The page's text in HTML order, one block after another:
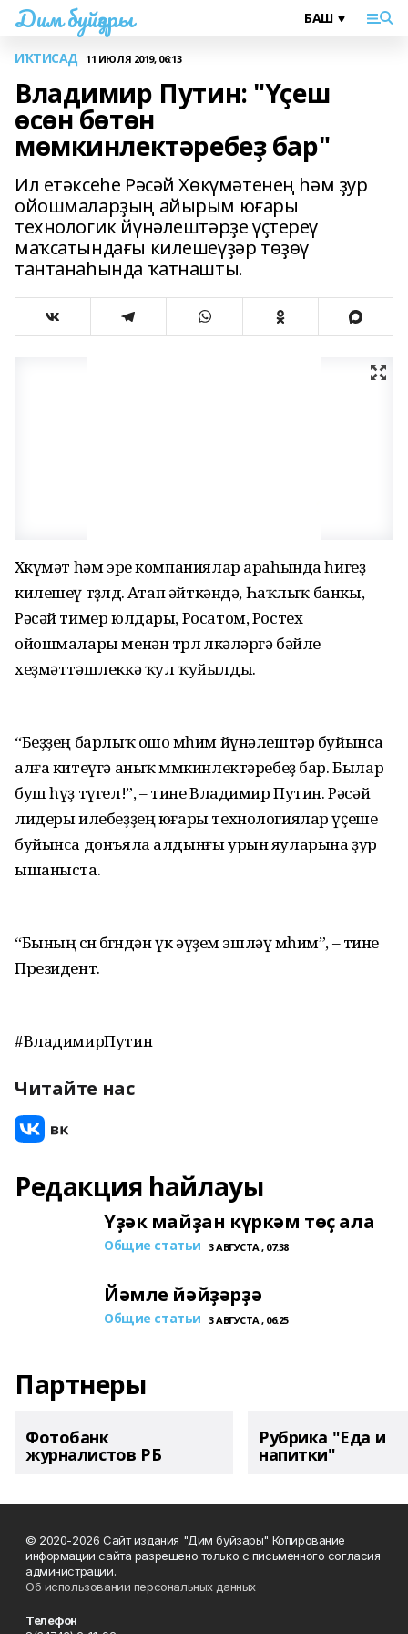
Дим буйҙары
ИҠТИСАД 11 ИЮЛЯ 2019, 06:13
Владимир Путин: "Үҫеш
өсөн бөтөн
мөмкинлектәребеҙ бар"
Ил етәксеһе Рәсәй Хөкүмәтенең һәм ҙур
ойошмаларҙың айырым юғары
технологик йүнәлештәрҙе үҫтереү
маҡсатындағы килешеүҙәр төҙөү
тантанаһында ҡатнашты.
Хөкүмәт һәм эре компаниялар араһында һигеҙ
килешеү төҙөлдө. Атап әйткәндә, Һаҡлыҡ банкы,
Рәсәй тимер юлдары, Росатом, Ростех
ойошмалары менән төрлө өлкәләргә бәйле
хеҙмәттәшлеккә ҡул ҡуйылды.
“Беҙҙең барлыҡ ошо мөһим йүнәлештәр буйынса
алға китеүгә аныҡ мөмкинлектәребеҙ бар. Былар
буш һүҙ түгел!”, – тине Владимир Путин. Рәсәй
лидеры илебеҙҙең юғары технологиялар үҫеше
буйынса донъяла алдынғы урын яуларына ҙур
ышаныста.
“Бының өсөн бөгөндән үк әүҙем эшләү мөһим”, – тине
Президент.
#ВладимирПутин
Читайте нас
Редакция һайлауы
Үҙәк майҙан күркәм төҫ ала
Общие статьи 3 АВГУСТА , 07:38
Йәмле йәйҙәрҙә
Общие статьи 3 АВГУСТА , 06:25
Партнеры
Фотобанк
журналистов РБ
Рубрика "Еда и
напитки"
© 2020-2026 Сайт издания "Дим буйзары" Копирование
информации сайта разрешено только с письменного согласия
администрации.
Об использовании персональных данных
Телефон